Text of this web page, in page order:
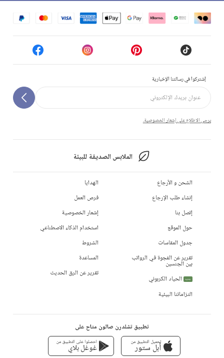
إشتركوا في رسالتنا الإخبارية
يرجى الاطلاع على إشعار الخصوصية.
الملابس الصديقة للبيئة
الشحن و الأرجاع
إنشاء طلب الإرجاع
إتصل بنا
حول الموقع
جدول المقاسات
تقرير عن الفجوة في الرواتب
بين الجنسين
جديد
الحياد الكربوني
التزاماتنا البيئية
الهدايا
فرص العمل
إشعار الخصوصية
استخدام الذكاء الاصطناعي
الشروط
المساعدة
تقرير عن الرق الحديث
تطبيق تشلدرن صالون متاح على
تحميل التطبيق من
أبل ستور
احصلوا على التطبيق من
غوغل بلاي